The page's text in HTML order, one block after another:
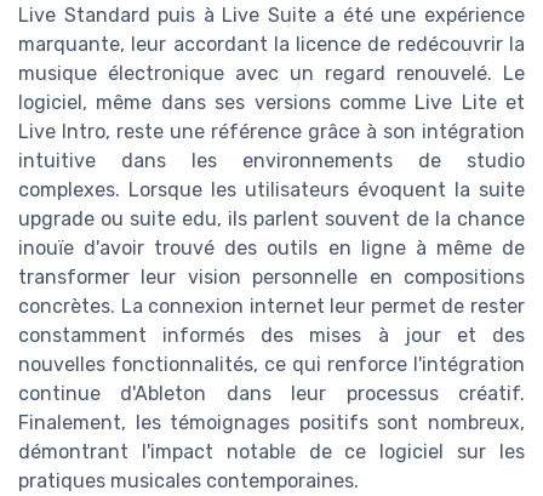
Live Standard puis à Live Suite a été une expérience
marquante, leur accordant la licence de redécouvrir la
musique électronique avec un regard renouvelé. Le
logiciel, même dans ses versions comme Live Lite et
Live Intro, reste une référence grâce à son intégration
intuitive dans les environnements de studio
complexes. Lorsque les utilisateurs évoquent la suite
upgrade ou suite edu, ils parlent souvent de la chance
inouïe d'avoir trouvé des outils en ligne à même de
transformer leur vision personnelle en compositions
concrètes. La connexion internet leur permet de rester
constamment informés des mises à jour et des
nouvelles fonctionnalités, ce qui renforce l'intégration
continue d'Ableton dans leur processus créatif.
Finalement, les témoignages positifs sont nombreux,
démontrant l'impact notable de ce logiciel sur les
pratiques musicales contemporaines.